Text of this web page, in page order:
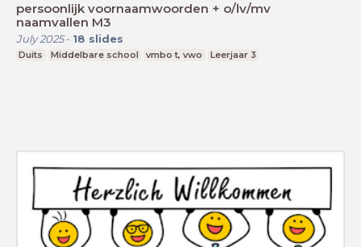
persoonlijk voornaamwoorden + o/lv/mv
naamvallen M3
July 2025- 18 slides
Duits Middelbare school vmbo t, vwo Leerjaar 3